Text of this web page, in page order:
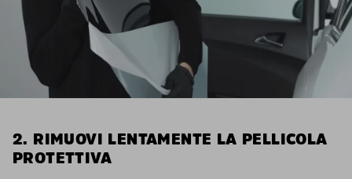
2. RIMUOVI LENTAMENTE LA PELLICOLA
PROTETTIVA